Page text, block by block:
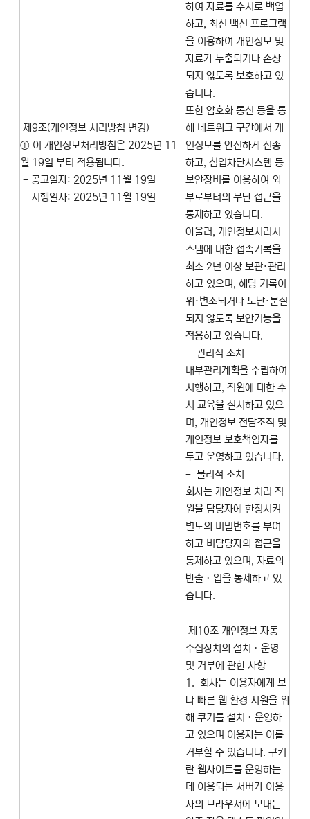
제9조(개인정보 처리방침 변경)
① 이 개인정보처리방침은 2025년 11
월 19일 부터 적용됩니다.
- 공고일자: 2025년 11월 19일
- 시행일자: 2025년 11월 19일
하여 자료를 수시로 백업
하고, 최신 백신 프로그램
을 이용하여 개인정보 및
자료가 누출되거나 손상
되지 않도록 보호하고 있
습니다.
또한 암호화 통신 등을 통
해 네트워크 구간에서 개
인정보를 안전하게 전송
하고, 침입차단시스템 등
보안장비를 이용하여 외
부로부터의 무단 접근을
통제하고 있습니다.
아울러, 개인정보처리시
스템에 대한 접속기록을
최소 2년 이상 보관·관리
하고 있으며, 해당 기록이
위·변조되거나 도난·분실
되지 않도록 보안기능을
적용하고 있습니다.
- 관리적 조치
내부관리계획을 수립하여
시행하고, 직원에 대한 수
시 교육을 실시하고 있으
며, 개인정보 전담조직 및
개인정보 보호책임자를
두고 운영하고 있습니다.
- 물리적 조치
회사는 개인정보 처리 직
원을 담당자에 한정시켜
별도의 비밀번호를 부여
하고 비담당자의 접근을
통제하고 있으며, 자료의
반출ㆍ입을 통제하고 있
습니다.
제10조 개인정보 자동
수집장치의 설치ㆍ운영
및 거부에 관한 사항
1. 회사는 이용자에게 보
다 빠른 웹 환경 지원을 위
해 쿠키를 설치ㆍ운영하
고 있으며 이용자는 이를
거부할 수 있습니다. 쿠키
란 웹사이트를 운영하는
데 이용되는 서버가 이용
자의 브라우저에 보내는